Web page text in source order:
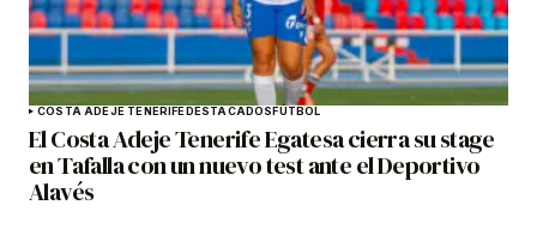
COSTA ADEJE TENERIFEDESTACADOSFÚTBOL
El Costa Adeje Tenerife Egatesa cierra su stage
en Tafalla con un nuevo test ante el Deportivo
Alavés